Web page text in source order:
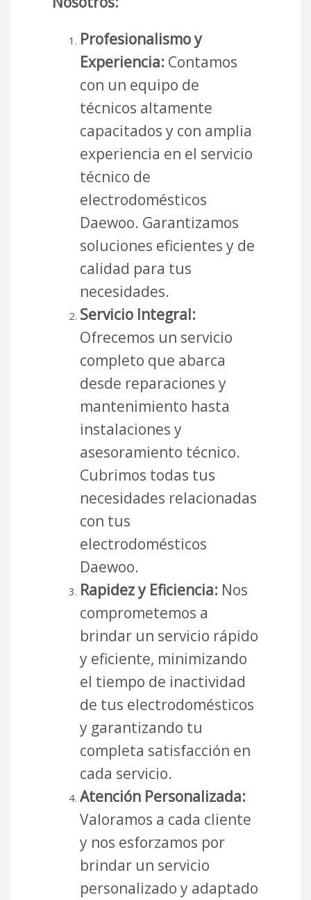
Profesionalismo y
Experiencia: Contamos
con un equipo de
técnicos altamente
capacitados y con amplia
experiencia en el servicio
técnico de
electrodomésticos
Daewoo. Garantizamos
soluciones eficientes y de
calidad para tus
necesidades.
Servicio Integral:
Ofrecemos un servicio
completo que abarca
desde reparaciones y
mantenimiento hasta
instalaciones y
asesoramiento técnico.
Cubrimos todas tus
necesidades relacionadas
con tus
electrodomésticos
Daewoo.
Rapidez y Eficiencia: Nos
comprometemos a
brindar un servicio rápido
y eficiente, minimizando
el tiempo de inactividad
de tus electrodomésticos
y garantizando tu
completa satisfacción en
cada servicio.
Atención Personalizada:
Valoramos a cada cliente
y nos esforzamos por
brindar un servicio
personalizado y adaptado